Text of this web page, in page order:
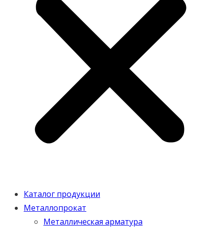
Каталог продукции
Металлопрокат
Металлическая арматура